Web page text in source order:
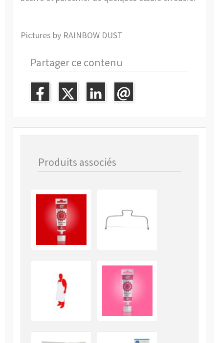
Pictures by RAINBOW DUST
Partager ce contenu
Produits associés